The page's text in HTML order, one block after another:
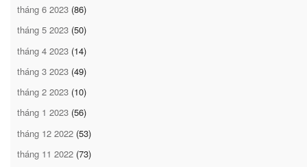
tháng 6 2023 (86)
tháng 5 2023 (50)
tháng 4 2023 (14)
tháng 3 2023 (49)
tháng 2 2023 (10)
tháng 1 2023 (56)
tháng 12 2022 (53)
tháng 11 2022 (73)